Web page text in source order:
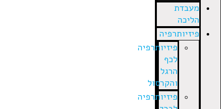
מעבדת
הליכה
פיזיותרפיה
פיזיותרפיה
לכף
הרגל
והקרסול
פיזיותרפיה